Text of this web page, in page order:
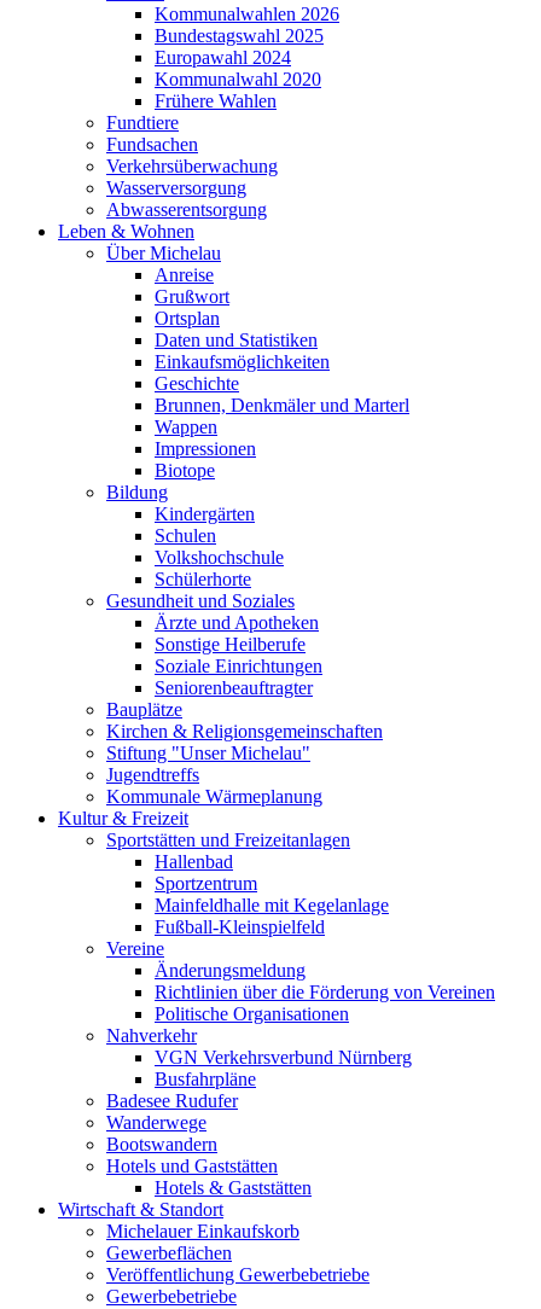
Kommunalwahlen 2026
Bundestagswahl 2025
Europawahl 2024
Kommunalwahl 2020
Frühere Wahlen
Fundtiere
Fundsachen
Verkehrsüberwachung
Wasserversorgung
Abwasserentsorgung
Leben & Wohnen
Über Michelau
Anreise
Grußwort
Ortsplan
Daten und Statistiken
Einkaufsmöglichkeiten
Geschichte
Brunnen, Denkmäler und Marterl
Wappen
Impressionen
Biotope
Bildung
Kindergärten
Schulen
Volkshochschule
Schülerhorte
Gesundheit und Soziales
Ärzte und Apotheken
Sonstige Heilberufe
Soziale Einrichtungen
Seniorenbeauftragter
Bauplätze
Kirchen & Religionsgemeinschaften
Stiftung "Unser Michelau"
Jugendtreffs
Kommunale Wärmeplanung
Kultur & Freizeit
Sportstätten und Freizeitanlagen
Hallenbad
Sportzentrum
Mainfeldhalle mit Kegelanlage
Fußball-Kleinspielfeld
Vereine
Änderungsmeldung
Richtlinien über die Förderung von Vereinen
Politische Organisationen
Nahverkehr
VGN Verkehrsverbund Nürnberg
Busfahrpläne
Badesee Rudufer
Wanderwege
Bootswandern
Hotels und Gaststätten
Hotels & Gaststätten
Wirtschaft & Standort
Michelauer Einkaufskorb
Gewerbeflächen
Veröffentlichung Gewerbebetriebe
Gewerbebetriebe